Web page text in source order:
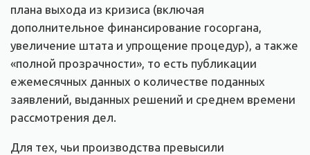
плана выхода из кризиса (включая
дополнительное финансирование госоргана,
увеличение штата и упрощение процедур), а также
«полной прозрачности», то есть публикации
ежемесячных данных о количестве поданных
заявлений, выданных решений и среднем времени
рассмотрения дел.
Для тех, чьи производства превысили